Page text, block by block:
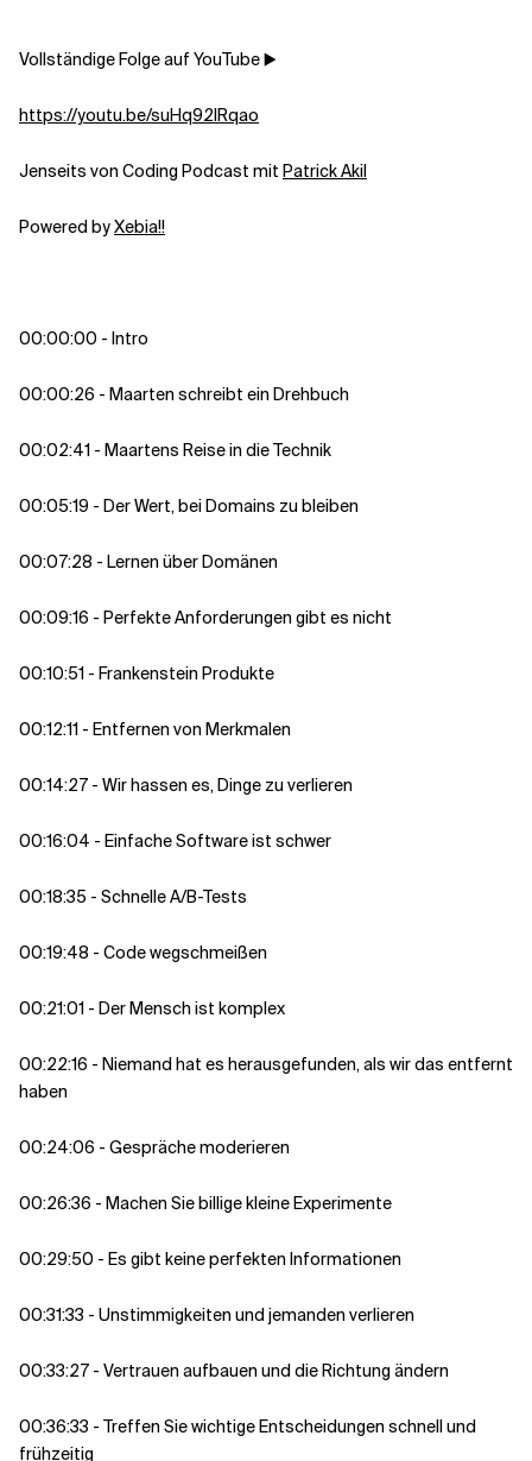
Vollständige Folge auf YouTube ▶️
https://youtu.be/suHq92IRqao
Jenseits von Coding Podcast mit Patrick Akil
Powered byXebia!!
00:00:00 - Intro
00:00:26 - Maarten schreibt ein Drehbuch
00:02:41 - Maartens Reise in die Technik
00:05:19 - Der Wert, bei Domains zu bleiben
00:07:28 - Lernen über Domänen
00:09:16 - Perfekte Anforderungen gibt es nicht
00:10:51 - Frankenstein Produkte
00:12:11 - Entfernen von Merkmalen
00:14:27 - Wir hassen es, Dinge zu verlieren
00:16:04 - Einfache Software ist schwer
00:18:35 - Schnelle A/B-Tests
00:19:48 - Code wegschmeißen
00:21:01 - Der Mensch ist komplex
00:22:16 - Niemand hat es herausgefunden, als wir das entfernt
haben
00:24:06 - Gespräche moderieren
00:26:36 - Machen Sie billige kleine Experimente
00:29:50 - Es gibt keine perfekten Informationen
00:31:33 - Unstimmigkeiten und jemanden verlieren
00:33:27 - Vertrauen aufbauen und die Richtung ändern
00:36:33 - Treffen Sie wichtige Entscheidungen schnell und
frühzeitig